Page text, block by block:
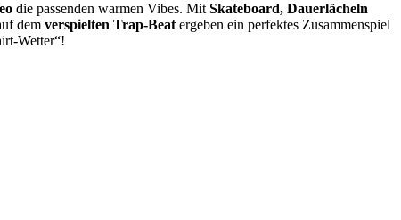
die passenden warmen Vibes. MitSkateboard, Dauerlächeln
dem verspielten Trap-Beatergeben ein perfektes Zusammenspiel
Wetter“!